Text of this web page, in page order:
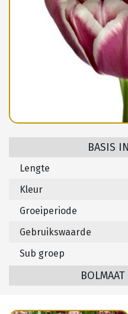
BASIS
Lengte
Kleur
Groeiperiode
Gebruikswaarde
Sub groep